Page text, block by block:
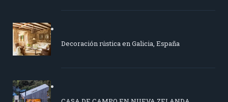
Decoración rústica en Galicia, España